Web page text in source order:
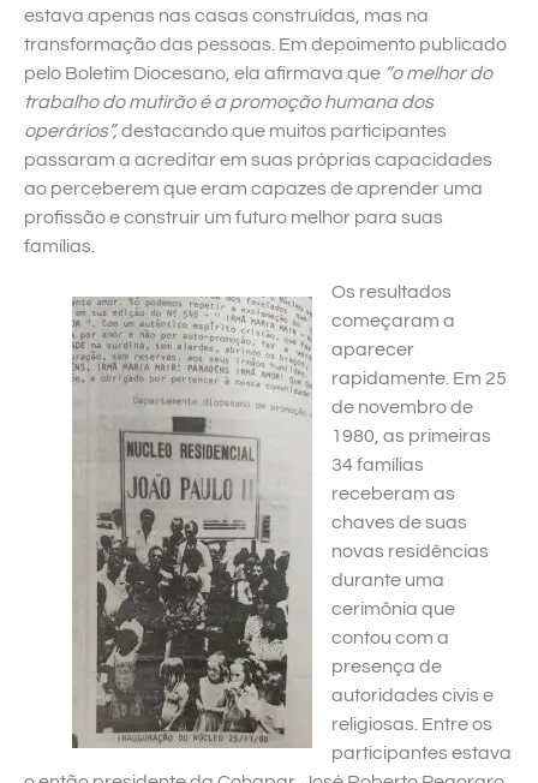
estava apenas nas casas construídas, mas na
transformação das pessoas. Em depoimento publicado
pelo Boletim Diocesano, ela afirmava que “o melhor do
trabalho do mutirão é a promoção humana dos
operários”,destacando que muitos participantes
passaram a acreditar em suas próprias capacidades
ao perceberem que eram capazes de aprender uma
profissão e construir um futuro melhor para suas
famílias.
Os resultados
começaram a
aparecer
rapidamente. Em 25
de novembro de
1980, as primeiras
34 famílias
receberam as
chaves de suas
novas residências
durante uma
cerimônia que
contou com a
presença de
autoridades civis e
religiosas. Entre os
participantes estava